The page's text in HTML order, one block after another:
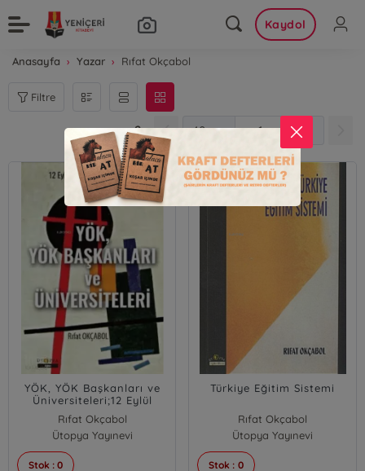
Kaydol
Anasayfa Yazar Rıfat Okçabol
Filtre
2
YÖK, YÖK Başkanları ve
Üniversiteleri;12 Eylül
Darbesi’nin Ürünü YÖK’ün
Kırkıncı Yılında
Rıfat Okçabol
Ütopya Yayınevi
Stok : 0
Türkiye Eğitim Sistemi
Rıfat Okçabol
Ütopya Yayınevi
Stok : 0